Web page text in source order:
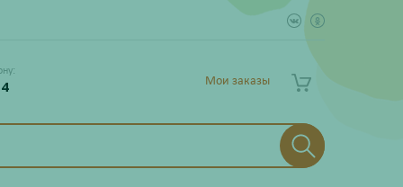
Мои заказы